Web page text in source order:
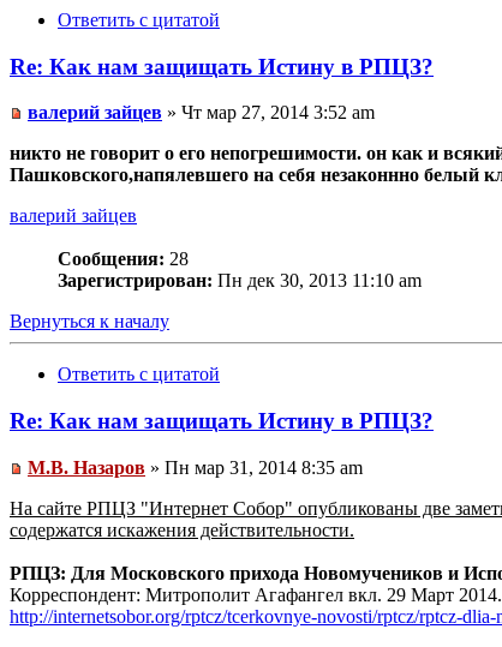
Ответить с цитатой
Re: Как нам защищать Истину в РПЦЗ?
валерий зайцев » Чт мар 27, 2014 3:52 am
никто не говорит о его непогрешимости. он как и
Пашковского,напялевшего на себя незаконнно белый
валерий зайцев
Сообщения: 28
Зарегистрирован: Пн дек 30, 2013 11:10 am
Вернуться к началу
Ответить с цитатой
Re: Как нам защищать Истину в РПЦЗ?
М.В. Назаров » Пн мар 31, 2014 8:35 am
На сайте РПЦЗ "Интернет Собор" опубликованы две
содержатся искажения действительности.
РПЦЗ: Для Московского прихода Новомучеников и
Корреспондент: Митрополит Агафангел вкл. 29 Март
http://internetsobor.org/rptcz/tcerkovnye-novosti/rptcz/rptcz-